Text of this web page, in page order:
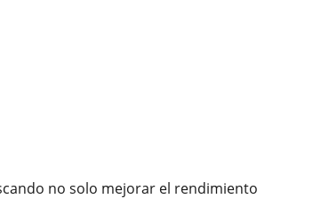
no solo mejorar el rendimiento